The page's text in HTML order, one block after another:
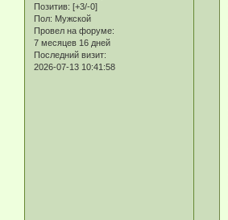
Позитив: [+3/-0]
Пол: Мужской
Провел на форуме:
7 месяцев 16 дней
Последний визит:
2026-07-13 10:41:58